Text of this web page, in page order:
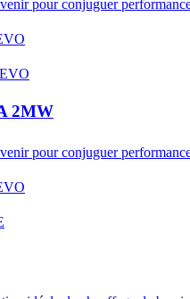
pour conjuguer
2MW
pour conjuguer